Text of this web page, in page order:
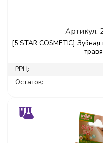
Артикул.
[5 STAR COSMETIC]
РРЦ:
Остаток: